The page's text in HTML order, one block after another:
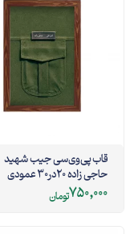
قاب پی‌وی‌سی جیب شهید
حاجی زاده 20در30 عمودی
750,000تومان